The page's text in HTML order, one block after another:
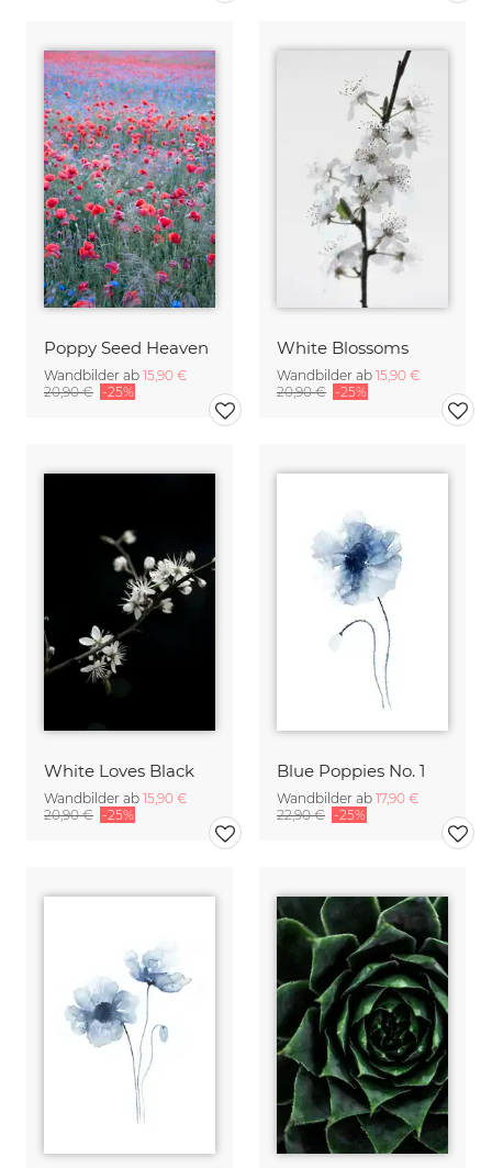
Poppy Seed Heaven
Wandbilder ab 15,90 €
20,90 € -25%
White Blossoms
Wandbilder ab 15,90 €
20,90 € -25%
White Loves Black
Wandbilder ab 15,90 €
20,90 € -25%
Blue Poppies No. 1
Wandbilder ab 17,90 €
22,90 € -25%